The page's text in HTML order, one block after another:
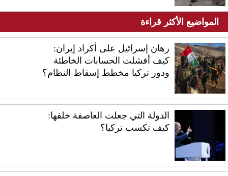
المواضيع الأكثر قراءة
رهان إسرائيل على أكراد إيران:
كيف أفشلت الحسابات الخاطئة
ودور تركيا مخطط إسقاط النظام؟
الدولة التي جعلت العاصفة خلفها:
كيف تكسب تركيا؟